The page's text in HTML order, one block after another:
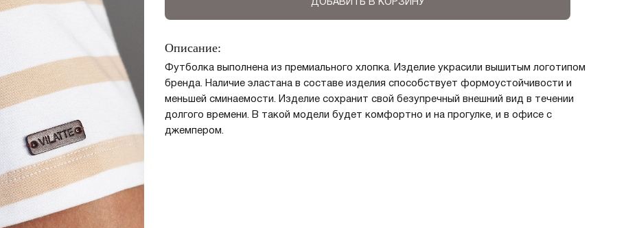
Регистрация
ДОБАВИТЬ В КОРЗИНУ
Описание:
Футболка выполнена из премиального хлопка. Изделие украсили вышитым логотипом
бренда. Наличие эластана в составе изделия способствует формоустойчивости и
меньшей сминаемости. Изделие сохранит свой безупречный внешний вид в течении
долгого времени. В такой модели будет комфортно и на прогулке, и в офисе с
джемпером.